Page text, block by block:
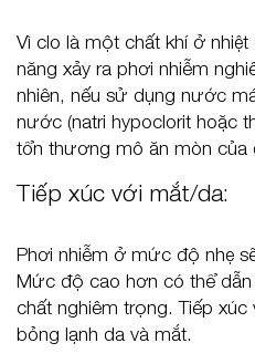
Vì clo là một chất khí ở
năng xảy ra phơi nhiễm
nhiên, nếu sử dụng nước
nước (natri hypoclorit hoặc
tổn thương mô ăn mòn của
Tiếp xúc với mắt/da:
Phơi nhiễm ở mức độ nhẹ
Mức độ cao hơn có thể
chất nghiêm trọng. Tiếp
bỏng lạnh da và mắt.